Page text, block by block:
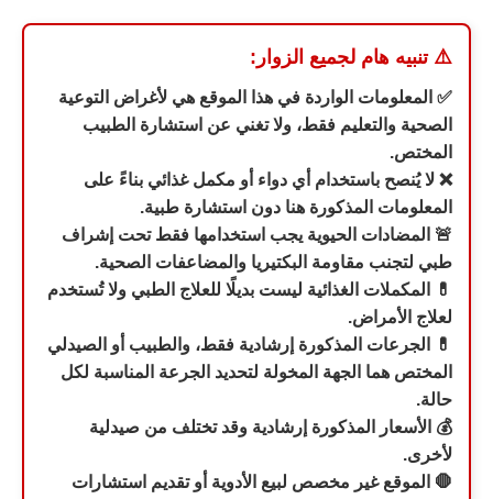
⚠️تنبيه هام لجميع الزوار:
✅ المعلومات الواردة في هذا الموقع هي لأغراض التوعية
الصحية والتعليم فقط، ولا تغني عن استشارة الطبيب
المختص.
❌ لا يُنصح باستخدام أي دواء أو مكمل غذائي بناءً على
المعلومات المذكورة هنا دون استشارة طبية.
🚨 المضادات الحيوية يجب استخدامها فقط تحت إشراف
طبي لتجنب مقاومة البكتيريا والمضاعفات الصحية.
💊 المكملات الغذائية ليست بديلًا للعلاج الطبي ولا تُستخدم
لعلاج الأمراض.
💊
الجرعات المذكورة إرشادية فقط، والطبيب أو الصيدلي
المختص هما الجهة المخولة لتحديد الجرعة المناسبة لكل
حالة.
💰 الأسعار المذكورة إرشادية وقد تختلف من صيدلية
لأخرى.
🛑 الموقع غير مخصص لبيع الأدوية أو تقديم استشارات